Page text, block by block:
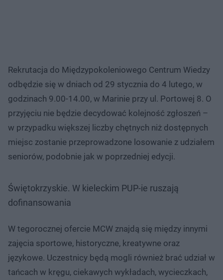
Rekrutacja do Międzypokoleniowego Centrum Wiedzy
odbędzie się w dniach od 29 stycznia do 4 lutego, w
godzinach 9.00-14.00, w Marinie przy ul. Portowej 8. O
przyjęciu nie będzie decydować kolejność zgłoszeń –
w przypadku większej liczby chętnych niż dostępnych
miejsc zostanie przeprowadzone losowanie z udziałem
seniorów, podobnie jak w poprzedniej edycji.
Świętokrzyskie. W kieleckim PUP-ie ruszają
dofinansowania
W tegorocznej ofercie MCW znajdą się między innymi
zajęcia sportowe, historyczne, kreatywne oraz
językowe. Uczestnicy będą mogli również brać udział w
tańcach w kręgu, ciekawych wykładach, wycieczkach,